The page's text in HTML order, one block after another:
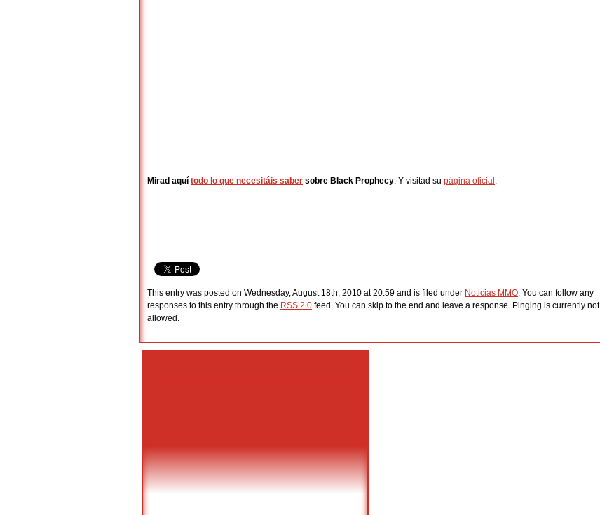
Mirad aquí todo lo que necesitáis saber sobre Black Prophecy. Y visitad su página oficial .
This entry was posted on Wednesday, August 18th, 2010 at 20:59 and is filed under Noticias MMO. You can follow any
responses to this entry through the RSS 2.0 feed. You can skip to the end and leave a response. Pinging is currently not
allowed.